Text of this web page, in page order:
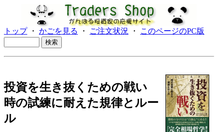
トップ・ かごを見る ・ ご注文状況 ・ このページのPC版
投資を生き抜くための戦い
時の試練に耐えた規律とルー
ル